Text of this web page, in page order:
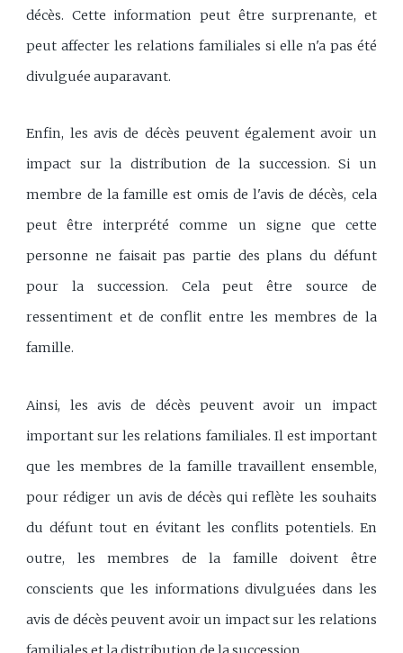
décès. Cette information peut être surprenante, et
peut affecter les relations familiales si elle n'a pas été
divulguée auparavant.
Enfin, les avis de décès peuvent également avoir un
impact sur la distribution de la succession. Si un
membre de la famille est omis de l'avis de décès, cela
peut être interprété comme un signe que cette
personne ne faisait pas partie des plans du défunt
pour la succession. Cela peut être source de
ressentiment et de conflit entre les membres de la
famille.
Ainsi, les avis de décès peuvent avoir un impact
important sur les relations familiales. Il est important
que les membres de la famille travaillent ensemble,
pour rédiger un avis de décès qui reflète les souhaits
du défunt tout en évitant les conflits potentiels. En
outre, les membres de la famille doivent être
conscients que les informations divulguées dans les
avis de décès peuvent avoir un impact sur les relations